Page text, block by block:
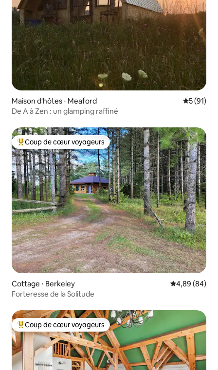
Maison d'hôtes ⋅ Meaford
5 (91)
De A à Zen : un glamping raffiné
Coups de cœur voyageurs les plus appréciés
Coup de cœur voyageurs
Cottage ⋅ Berkeley Évaluation
4,89 (84)
Forteresse de la Solitude
Coups de cœur voyageurs les plus appréciés
Coup de cœur voyageurs